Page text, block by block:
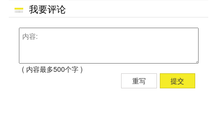
我要评论
( 内容最多500个字 )
重写
提交